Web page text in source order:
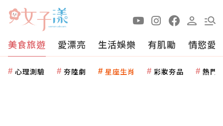
美食旅遊 愛漂亮 生活娛樂 有肌勵 情慾愛
心理測驗 夯陸劇 星座生肖 彩妝夯品 熱門